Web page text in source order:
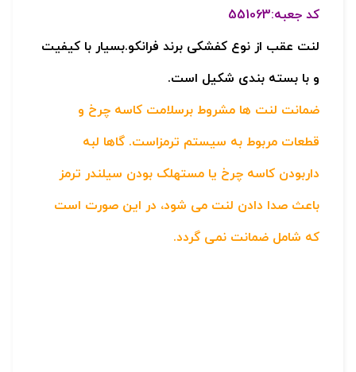
کد جعبه:551063
لنت عقب از نوع کفشکی برند فرانکو.بسیار با کیفیت
و با بسته بندی شکیل است.
ضمانت لنت ها مشروط برسلامت کاسه چرخ و
قطعات مربوط به سیستم ترمزاست. گاها لبه
داربودن کاسه چرخ یا مستهلک بودن سیلندر ترمز
باعث صدا دادن لنت می شود، در این صورت است
که شامل ضمانت نمی گردد.